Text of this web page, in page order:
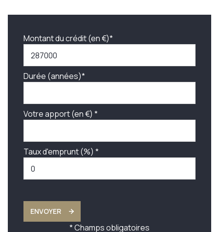
Montant du crédit (en €)*
Durée (années)*
Votre apport (en €) *
Taux d'emprunt (%) *
ENVOYER
* Champs obligatoires